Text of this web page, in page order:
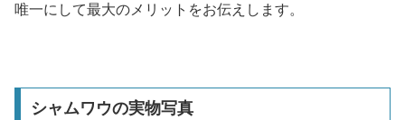
唯一にして最大のメリットをお伝えします。
シャムワウの実物写真